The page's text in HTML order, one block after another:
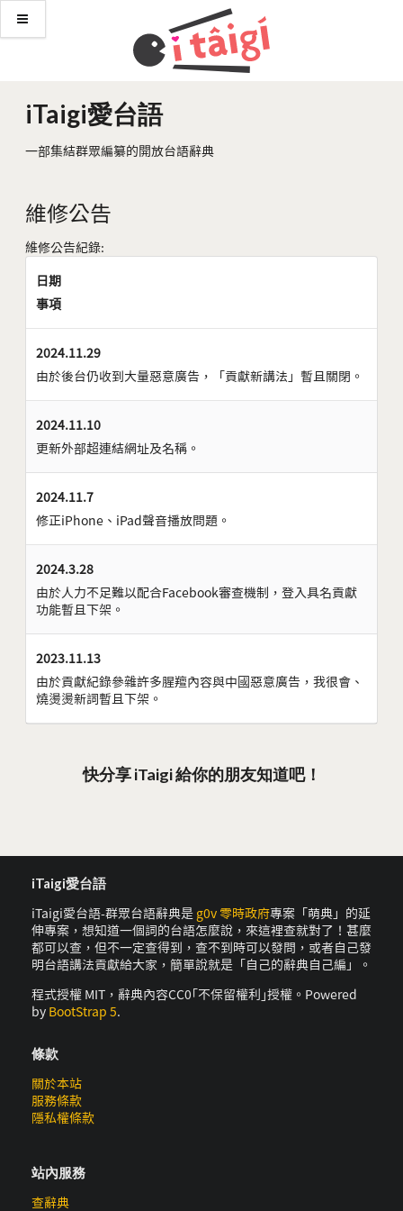
iTaigi愛台語
一部集結群眾編纂的開放台語辭典
維修公告
維修公告紀錄:
日期
事項
2024.11.29
由於後台仍收到大量惡意廣告，「貢獻新講法」暫且關閉。
2024.11.10
更新外部超連結網址及名稱。
2024.11.7
修正iPhone、iPad聲音播放問題。
2024.3.28
由於人力不足難以配合Facebook審查機制，登入具名貢獻
功能暫且下架。
2023.11.13
由於貢獻紀錄參雜許多腥羶內容與中國惡意廣告，我很會、
燒燙燙新詞暫且下架。
快分享 iTaigi 給你的朋友知道吧！
iTaigi愛台語
iTaigi愛台語-群眾台語辭典是 g0v 零時政府專案「萌典」的延
伸專案，想知道一個詞的台語怎麼說，來這裡查就對了！甚麼
都可以查，但不一定查得到，查不到時可以發問，或者自己發
明台語講法貢獻給大家，簡單說就是「自己的辭典自己編」。
程式授權 MIT，辭典內容CC0｢不保留權利｣授權。Powered
by BootStrap 5.
條款
關於本站
服務條款
隱私權條款
站內服務
查辭典